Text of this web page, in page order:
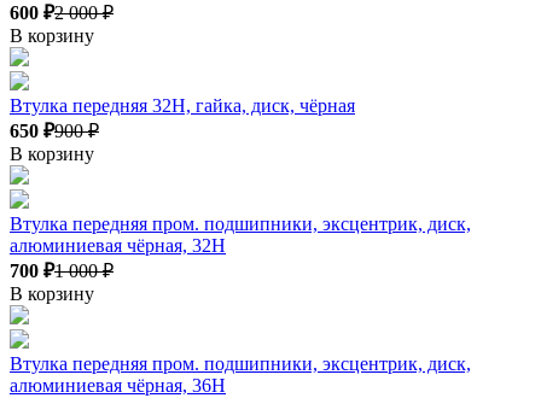
600 ₽2 000 ₽
В корзину
Втулка передняя 32H, гайка, диск, чёрная
650 ₽900 ₽
В корзину
Втулка передняя пром. подшипники, эксцентрик, диск,
алюминиевая чёрная, 32Н
700 ₽1 000 ₽
В корзину
Втулка передняя пром. подшипники, эксцентрик, диск,
алюминиевая чёрная, 36Н